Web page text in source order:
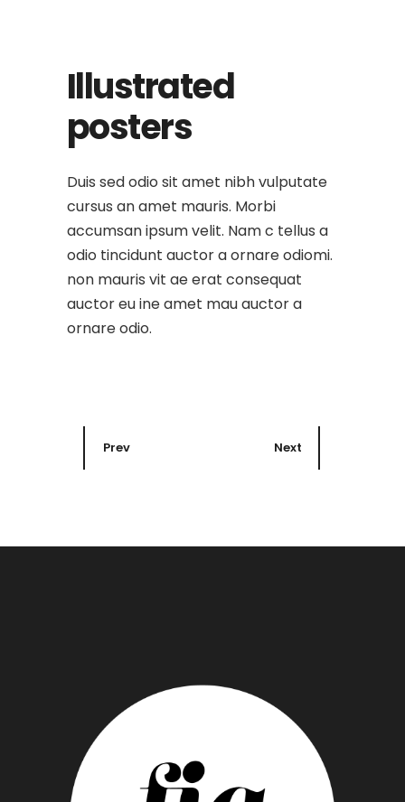
Illustrated
posters
Duis sed odio sit amet nibh vulputate
cursus an amet mauris. Morbi
accumsan ipsum velit. Nam c tellus a
odio tincidunt auctor a ornare odiomi.
non mauris vit ae erat consequat
auctor eu ine amet mau auctor a
ornare odio.
Prev Next